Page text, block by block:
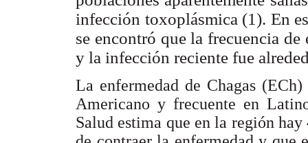
infección toxoplásmica (1). En
se encontró que la frecuencia
y la infección reciente fue
La enfermedad de Chagas
Americano y frecuente en
Salud estima que en la región